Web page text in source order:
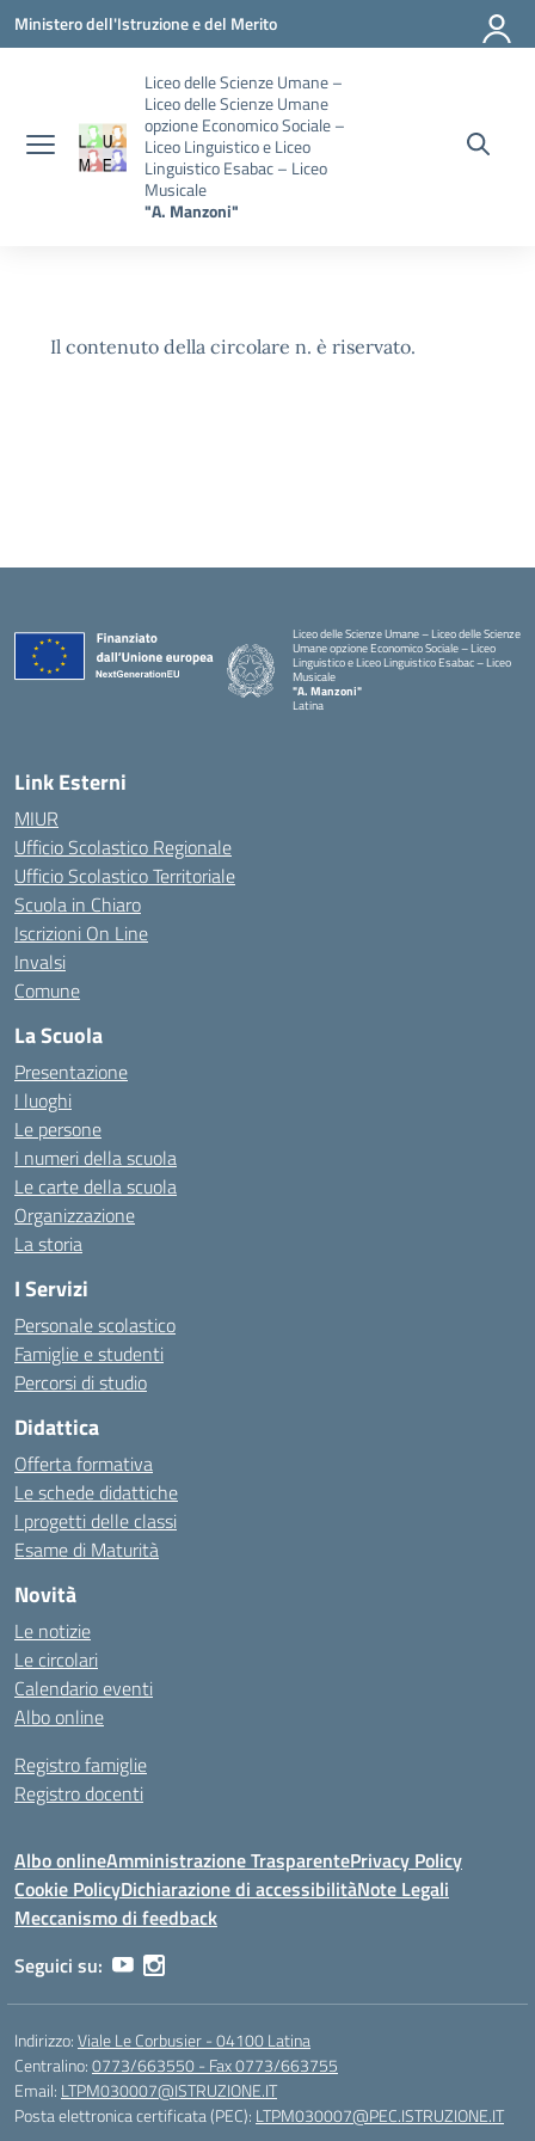
Vai ai contenuti
Vai al menu di navigazione
Vai al footer
Ministero dell'Istruzione e del Merito
Liceo delle Scienze Umane –
Liceo delle Scienze Umane
opzione Economico Sociale –
Liceo Linguistico e Liceo
Linguistico Esabac – Liceo
Musicale
"A. Manzoni"
Il contenuto della circolare n. è riservato.
Liceo delle Scienze Umane – Liceo delle Scienze
Umane opzione Economico Sociale – Liceo
Linguistico e Liceo Linguistico Esabac – Liceo
Musicale
"A. Manzoni"
Latina
Link Esterni
MIUR
Ufficio Scolastico Regionale
Ufficio Scolastico Territoriale
Scuola in Chiaro
Iscrizioni On Line
Invalsi
Comune
La Scuola
Presentazione
I luoghi
Le persone
I numeri della scuola
Le carte della scuola
Organizzazione
La storia
I Servizi
Personale scolastico
Famiglie e studenti
Percorsi di studio
Didattica
Offerta formativa
Le schede didattiche
I progetti delle classi
Esame di Maturità
Novità
Le notizie
Le circolari
Calendario eventi
Albo online
Registro famiglie
Registro docenti
Albo onlineAmministrazione TrasparentePrivacy Policy
Cookie PolicyDichiarazione di accessibilitàNote Legali
Meccanismo di feedback
Seguici su:
Indirizzo:Viale Le Corbusier - 04100 Latina
Centralino:0773/663550 - Fax 0773/663755
Email: LTPM030007@ISTRUZIONE.IT
Posta elettronica certificata (PEC): LTPM030007@PEC.ISTRUZIONE.IT